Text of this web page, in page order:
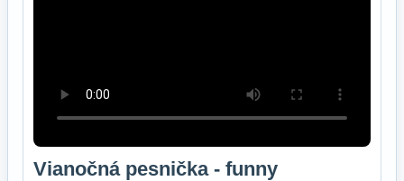
Vianočná pesnička - funny